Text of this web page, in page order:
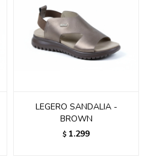
LEGERO SANDALIA -
BROWN
$ 1.299